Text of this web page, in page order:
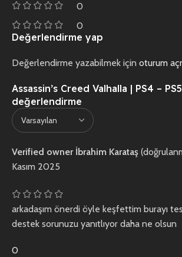
0
0
Assassin’s Creed Valhalla | PS4 – PS5
değerlendirme
Verified owner İbrahim Karataş
Kasım 2025
arkadaşım önerdi öyle keşfettim burayı
destek sorunuzu yanıtlıyor daha ne olsun
0
Değerlendirme yap
Değerlendirme yazabilmek için oturum